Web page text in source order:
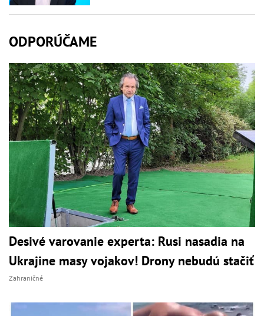
ODPORÚČAME
Desivé varovanie experta: Rusi nasadia na
Ukrajine masy vojakov! Drony nebudú stačiť
Zahraničné